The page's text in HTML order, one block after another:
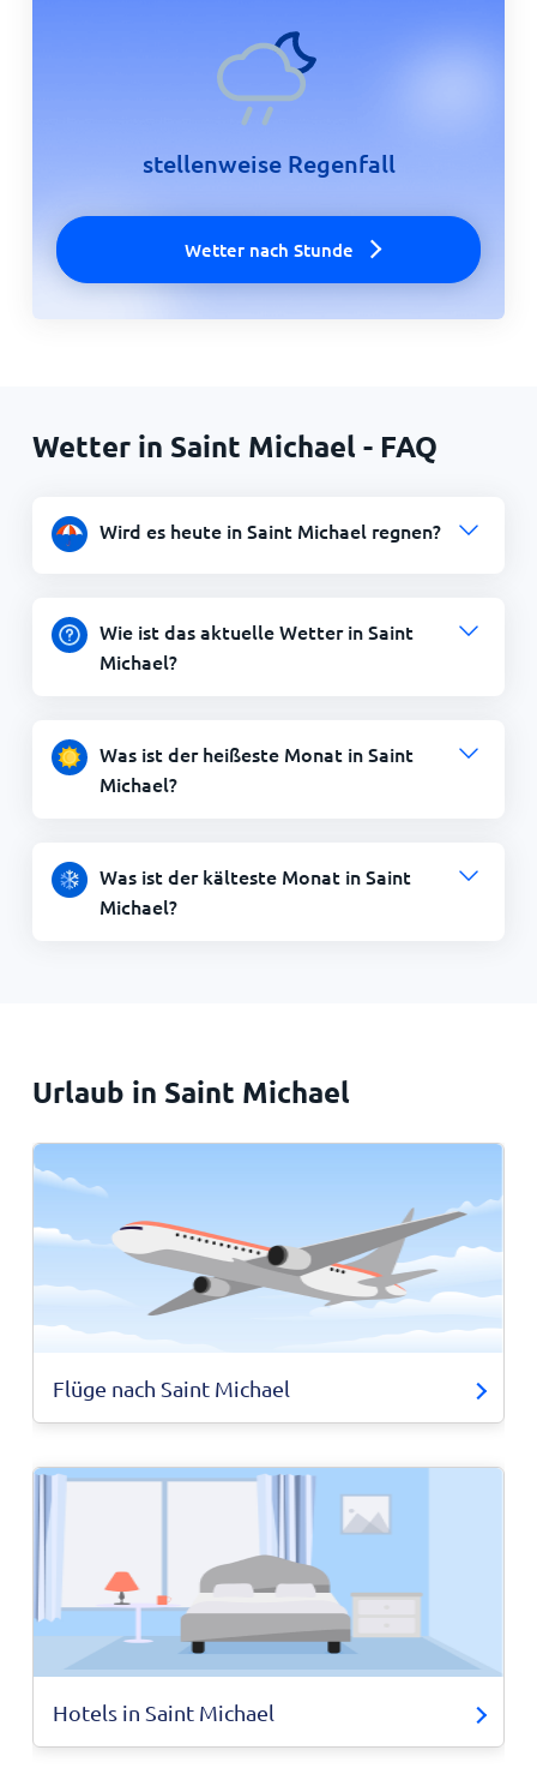
stellenweise Regenfall
Wetter nach Stunde
Wetter in Saint Michael - FAQ
Wird es heute in Saint Michael regnen?
Wie ist das aktuelle Wetter in Saint
Michael?
Was ist der heißeste Monat in Saint
Michael?
Was ist der kälteste Monat in Saint
Michael?
Urlaub in Saint Michael
Flüge nach Saint Michael
Hotels in Saint Michael